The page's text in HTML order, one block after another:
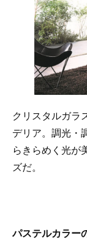
クリスタルガラ
デリア。調光・
らきらめく光が
ズだ。
パステルカラー